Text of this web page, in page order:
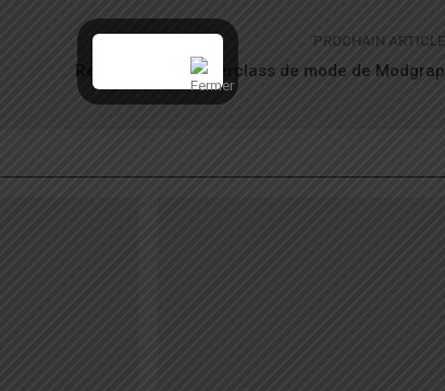
PROCHAIN ARTICLE
Retour sur la Masterclass de mode de